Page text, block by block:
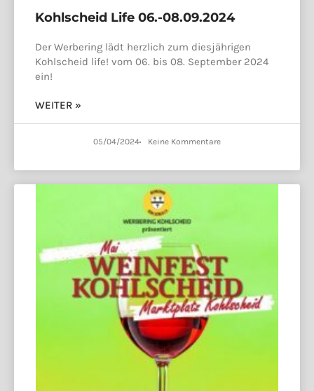
Kohlscheid Life 06.-08.09.2024
Der Werbering lädt herzlich zum diesjährigen
Kohlscheid life! vom 06. bis 08. September 2024
ein!
WEITER »
05/04/2024 Keine Kommentare